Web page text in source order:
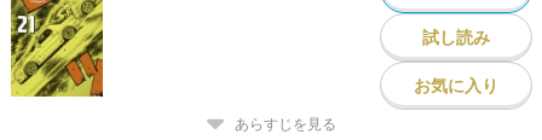
試し読み
お気に入り
あらすじを見る